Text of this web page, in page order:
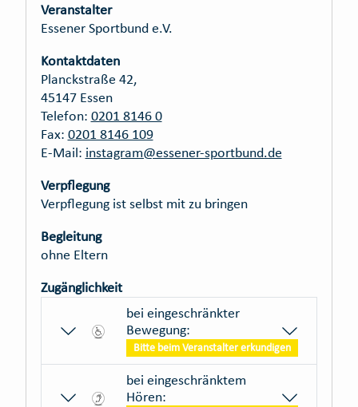
Veranstalter
Essener Sportbund e.V.
Kontaktdaten
Planckstraße 42,
45147 Essen
Telefon: 0201 8146 0
Fax: 0201 8146 109
E-Mail: instagram@essener-sportbund.de
Verpflegung
Verpflegung ist selbst mit zu bringen
Begleitung
ohne Eltern
Zugänglichkeit
bei eingeschränkter
Bewegung:
Bitte beim Veranstalter erkundigen
bei eingeschränktem
Hören: